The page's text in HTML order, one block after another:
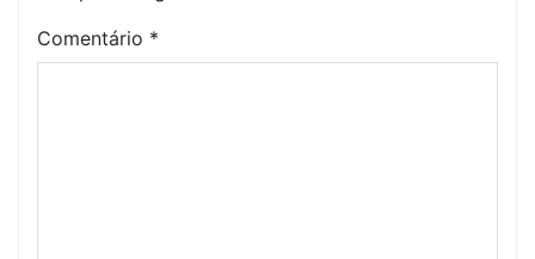
Comentário *